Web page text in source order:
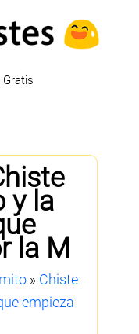
y la
la M
» Chiste
empieza